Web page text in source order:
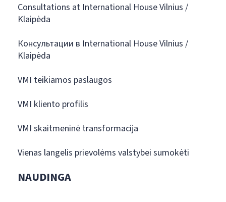
Consultations at International House Vilnius /
Klaipėda
Консультации в International House Vilnius /
Klaipėda
VMI teikiamos paslaugos
VMI kliento profilis
VMI skaitmeninė transformacija
Vienas langelis prievolėms valstybei sumokėti
NAUDINGA